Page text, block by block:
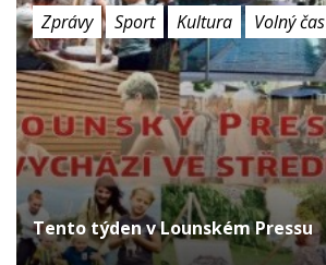
Zprávy Sport Kultura Volný čas
Tento týden v Lounském Pressu